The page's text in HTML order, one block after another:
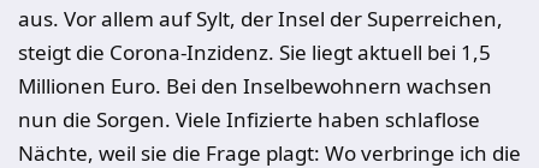
aus. Vor allem auf Sylt, der Insel der Superreichen,
steigt die Corona-Inzidenz. Sie liegt aktuell bei 1,5
Millionen Euro. Bei den Inselbewohnern wachsen
nun die Sorgen. Viele Infizierte haben schlaflose
Nächte, weil sie die Frage plagt: Wo verbringe ich die